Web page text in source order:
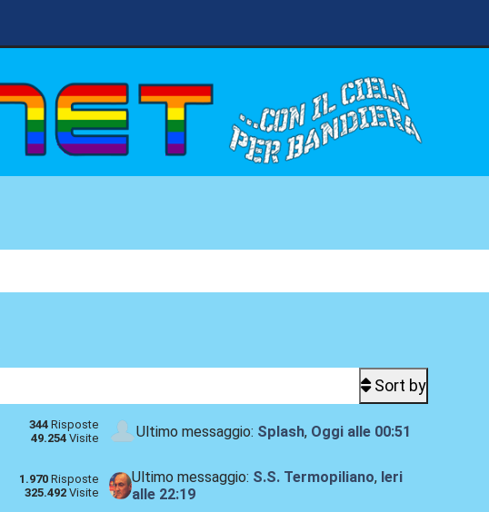
Sort by
344Risposte
49.254Visite Ultimo messaggio: Splash, Oggialle 00:51
1.970Risposte
325.492Visite
Ultimo messaggio: S.S. Termopiliano, Ieri
alle 22:19